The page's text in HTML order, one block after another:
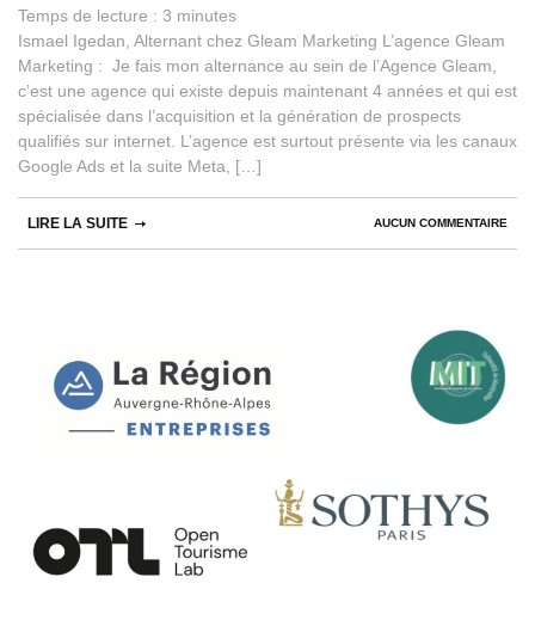
Temps de lecture : 3 minutes
Ismael Igedan, Alternant chez Gleam Marketing L’agence Gleam
Marketing : Je fais mon alternance au sein de l’Agence Gleam,
c’est une agence qui existe depuis maintenant 4 années et qui est
spécialisée dans l’acquisition et la génération de prospects
qualifiés sur internet. L’agence est surtout présente via les canaux
Google Ads et la suite Meta, […]
AUCUN COMMENTAIRE
LIRE LA SUITE